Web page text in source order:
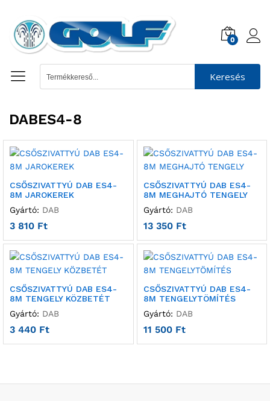
0
Keresés
DABES4-8
CSŐSZIVATTYÚ DAB ES4-
8M JAROKEREK
Gyártó: DAB
3 810 Ft
CSŐSZIVATTYÚ DAB ES4-
8M MEGHAJTÓ TENGELY
Gyártó: DAB
13 350 Ft
CSŐSZIVATTYÚ DAB ES4-
8M TENGELY KÖZBETÉT
Gyártó: DAB
3 440 Ft
CSŐSZIVATTYÚ DAB ES4-
8M TENGELYTÖMÍTÉS
Gyártó: DAB
11 500 Ft